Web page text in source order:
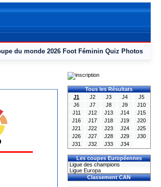
du monde 2026 Foot Féminin Quiz Photos
Tous les Résultats
J1
J2 J3 J4
J5
J6
J7 J8 J9
J10
J11
J12 J13 J14
J15
J16
J17 J18 J19
J20
J21
J22 J23 J24
J25
J26
J27 J28 J29
J30
J31
J32 J33 J34
Les coupes Européennes
Ligue des champions
Ligue Europa
Classement CAN